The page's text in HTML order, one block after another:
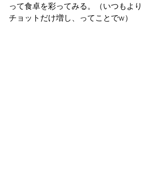
って食卓を彩ってみる。（いつもより
チョットだけ増し、ってことでw）